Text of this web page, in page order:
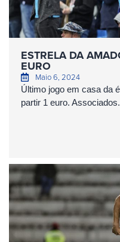
ESTRELA DA
EURO
Maio 6, 2024
Último jogo em casa da
partir 1 euro.